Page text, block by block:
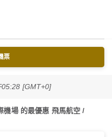
票
[GMT+0]
機場 的最優惠 飛馬航空 /